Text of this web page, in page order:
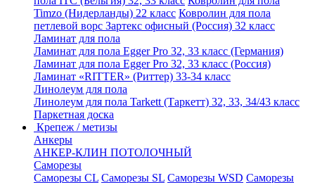
Timzo (Нидерланды) 22 класс Ковролин для пола
петлевой ворс Зартекс офисный (Россия) 32 класс
Ламинат для пола
Ламинат для пола Egger Pro 32, 33 класс (Германия)
Ламинат для пола Egger Pro 32, 33 класс (Россия)
Ламинат «RITTER» (Риттер) 33-34 класс
Линолеум для пола
Линолеум для пола Tarkett (Таркетт) 32, 33, 34/43 класс
Паркетная доска
Крепеж / метизы
Анкеры
АНКЕР-КЛИН ПОТОЛОЧНЫЙ
Саморезы
Саморезы CL Саморезы SL Саморезы WSD Саморезы